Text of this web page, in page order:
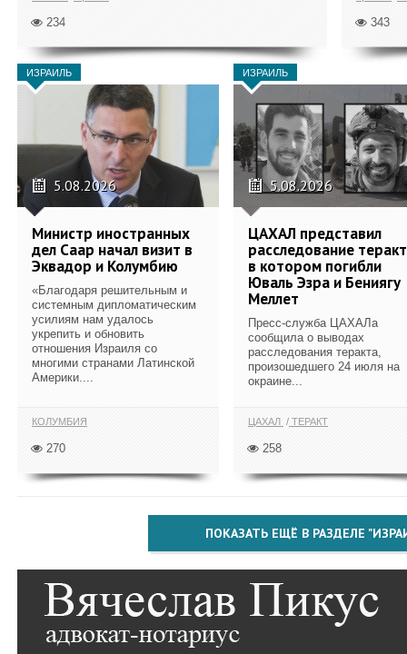
234 343
ИЗРАИЛЬ
5.08.2026
Министр иностранных
дел Саар начал визит в
Эквадор и Колумбию
«Благодаря решительным и
системным дипломатическим
усилиям нам удалось
укрепить и обновить
отношения Израиля со
многими странами Латинской
Америки....
КОЛУМБИЯ
270
ИЗРАИЛЬ
5.08.2026
ЦАХАЛ представил
расследование
в котором погибли
Юваль Эзра и Бениягу
Меллет
Пресс-служба ЦАХАЛа
сообщила о выводах
расследования теракта,
произошедшего 24 июля на
окраине...
ЦАХАЛ ТЕРАКТ
258
ПОКАЗАТЬ ЕЩЁ В РАЗДЕЛЕ